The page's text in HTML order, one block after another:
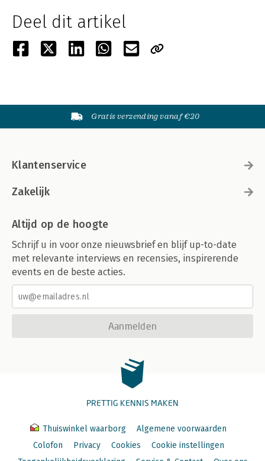
Deel dit artikel
Gratis verzending vanaf €20
Klantenservice
Zakelijk
Altijd op de hoogte
Schrijf u in voor onze nieuwsbrief en blijf up-to-date
met relevante interviews en recensies, inspirerende
events en de beste acties.
Aanmelden
PRETTIG KENNIS MAKEN
Thuiswinkel waarborg
Algemene voorwaarden
Colofon
Privacy Cookies
Cookie instellingen